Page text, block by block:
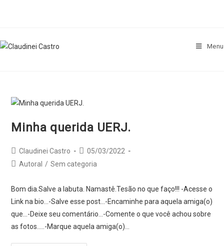
Menu
Minha querida UERJ.
Post
author:
Claudinei Castro
Post
published:
05/03/2022
PostAutoral / Sem categoria
Bom dia.Salve a labuta. Namastê.Tesão no que faço!!! -Acesse o
Link na bio...-Salve esse post...-Encaminhe para aquela amiga(o)
que...-Deixe seu comentário...-Comente o que você achou sobre
as fotos.....-Marque aquela amiga(o)…